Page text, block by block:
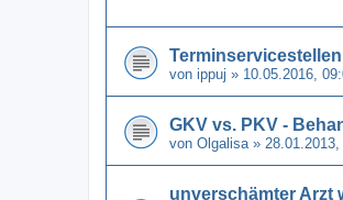
Terminservicestellen
von ippuj » 10.05.2016,
GKV vs. PKV -
von Olgalisa » 28.01.2013,
unverschämter Arzt